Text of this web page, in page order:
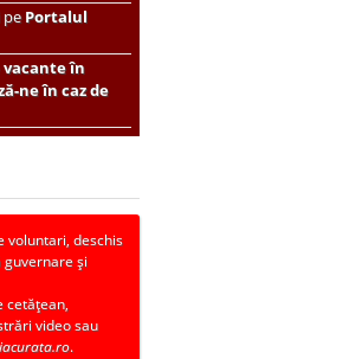
pePortalul
în
ne în caz de
voluntari, deschis
și
cetățean,
video sau
.